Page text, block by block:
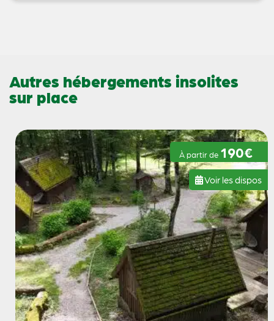
Autres hébergements insolites
sur place
À partir de 190€
Voir les dispos